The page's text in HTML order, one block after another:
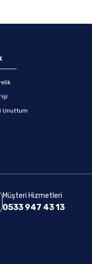
Unuttum
Müşteri Hizmetleri
0533 947 43 13